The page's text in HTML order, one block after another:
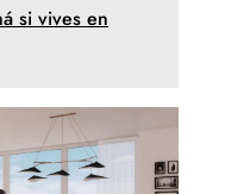
si vives en